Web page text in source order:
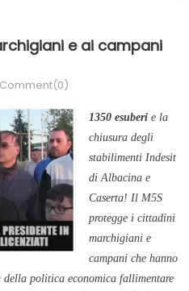
e ai campani
Comment(0)
1350 esuberie la
chiusura degli
stabilimenti Indesit
di Albacina e
Caserta! Il M5S
protegge i cittadini
marchigiani e
campani che hanno
della politica economica fallimentare